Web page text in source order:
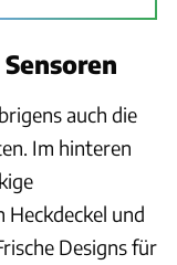
auch die
Im hinteren
Heckdeckel und
Designs für